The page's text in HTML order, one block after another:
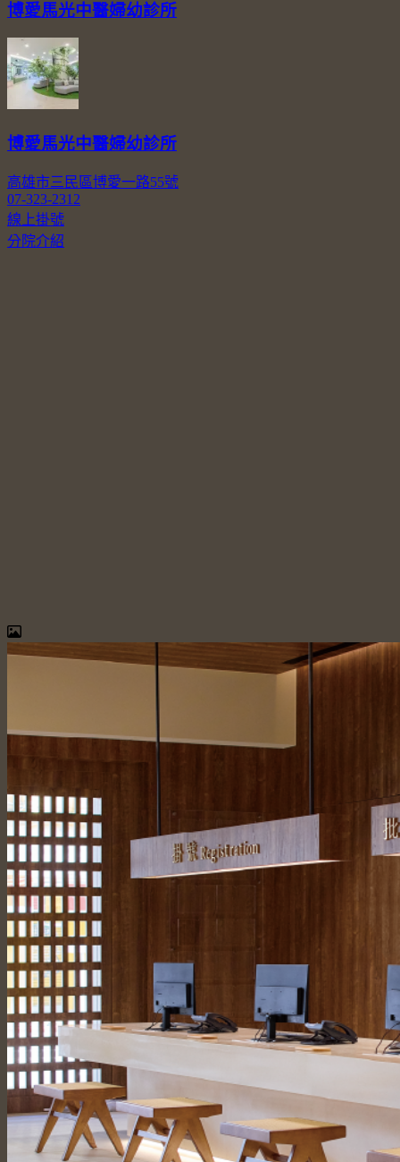
博愛馬光中醫婦幼診所
博愛馬光中醫婦幼診所
高雄市三民區博愛一路55號
07-323-2312
線上掛號
分院介紹